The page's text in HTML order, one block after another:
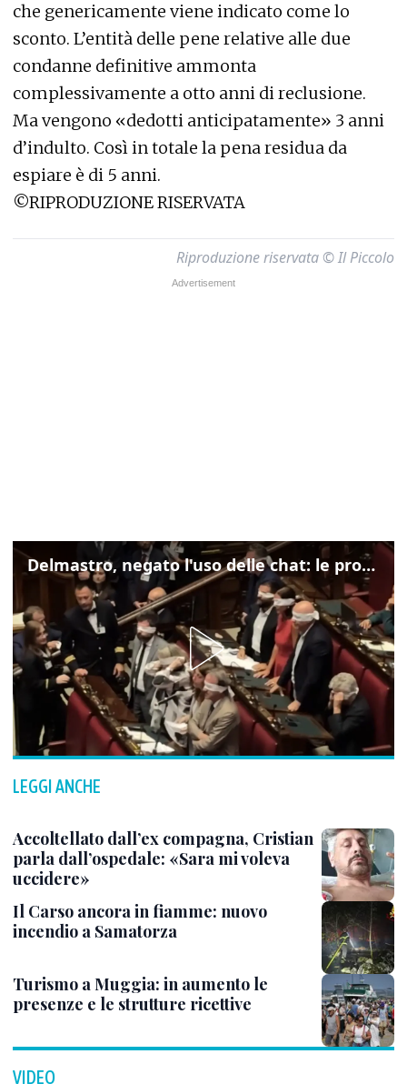
che genericamente viene indicato come lo
sconto. L’entità delle pene relative alle due
condanne definitive ammonta
complessivamente a otto anni di reclusione.
Ma vengono «dedotti anticipatamente» 3 anni
d’indulto. Così in totale la pena residua da
espiare è di 5 anni.
©RIPRODUZIONE RISERVATA
Riproduzione riservata © Il Piccolo
Delmastro, negato l'uso delle chat: le proteste di Avs e M5s
LEGGI ANCHE
Accoltellato dall’ex compagna, Cristian
parla dall’ospedale: «Sara mi voleva
uccidere»
Il Carso ancora in fiamme: nuovo
incendio a Samatorza
Turismo a Muggia: in aumento le
presenze e le strutture ricettive
VIDEO